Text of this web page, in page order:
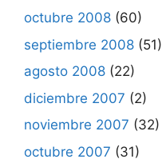
octubre 2008 (60)
septiembre 2008 (51)
agosto 2008 (22)
diciembre 2007 (2)
noviembre 2007 (32)
octubre 2007 (31)